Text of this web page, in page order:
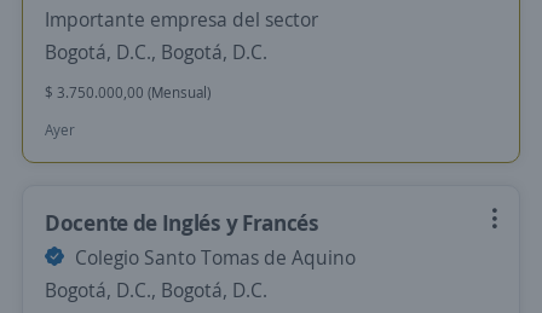
Importante empresa del sector
Bogotá, D.C., Bogotá, D.C.
$ 3.750.000,00 (Mensual)
Ayer
Docente de Inglés y Francés
Colegio Santo Tomas de Aquino
Bogotá, D.C., Bogotá, D.C.